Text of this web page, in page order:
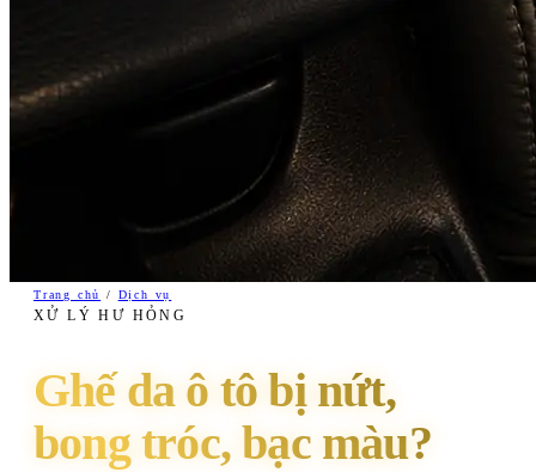
Trang chủ / Dịch vụ
XỬ LÝ HƯ HỎNG
Ghế da ô tô bị nứt,
bong tróc, bạc màu?